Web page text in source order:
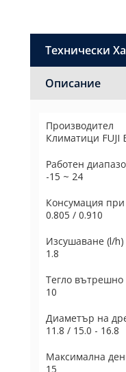
Технически
Описание
Производител
Климатици FUJI
Работен
-15 ~ 24
Консумация
0.805 / 0.910
Изсушаване (l/h)
1.8
Тегло вътрешно
10
Диаметър на
11.8 / 15.0 - 16.8
Максимална
15